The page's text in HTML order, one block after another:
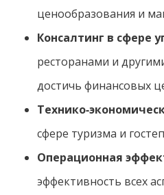
ценообразования и
Консалтинг в сфере
ресторанами и
достичь финансовых
Технико-
сфере туризма и
Операционная
эффективность всех